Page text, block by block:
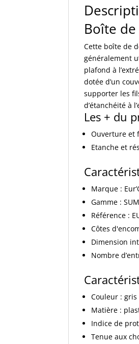
Boîte de
Cette boîte de
généralement
plafond à
dotée d’un
supporter les
d’étanchéité à
Les + du
Ouverture et
Etanche et
Marque :
Gamme :
Référence :
Côtes
Dimension
Nombre
Couleur : gris
Matière :
Indice de
Tenue aux